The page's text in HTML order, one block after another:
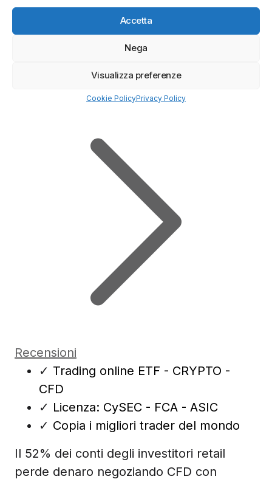
Accetta
Nega
Visualizza preferenze
Cookie PolicyPrivacy Policy
Recensioni
✓ Trading online ETF - CRYPTO -
CFD
✓ Licenza: CySEC - FCA - ASIC
✓ Copia i migliori trader del mondo
Il 52% dei conti degli investitori retail
perde denaro negoziando CFD con